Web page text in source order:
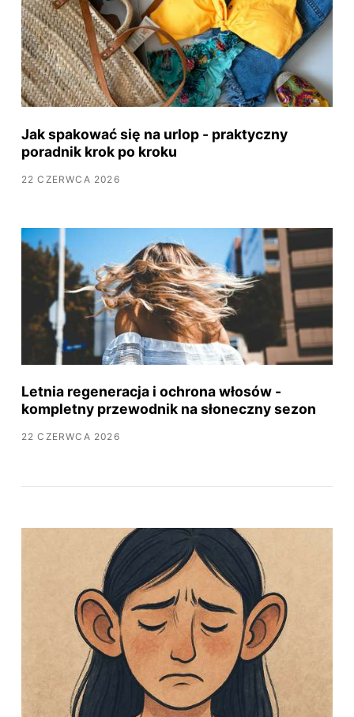
Jak spakować się na urlop - praktyczny
poradnik krok po kroku
22 CZERWCA 2026
Letnia regeneracja i ochrona włosów -
kompletny przewodnik na słoneczny sezon
22 CZERWCA 2026